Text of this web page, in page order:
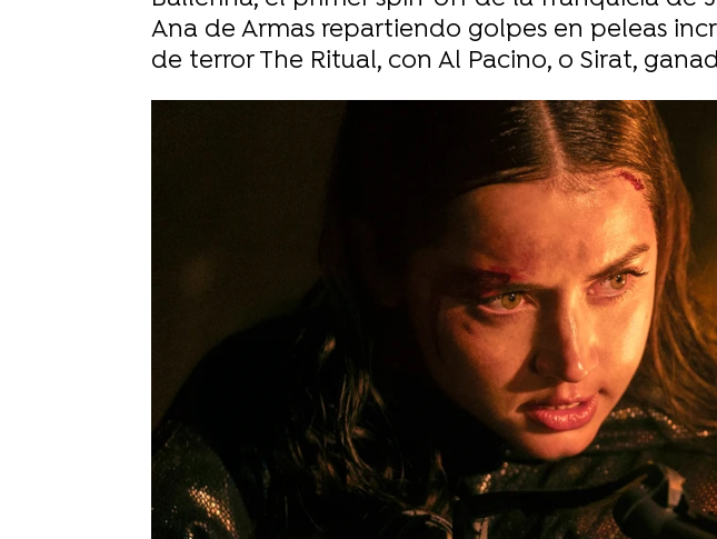
Ana de Armas repartiendo golpes en peleas
de terror The Ritual, con Al Pacino, o Sirat,
Ana de Armas se sincera sobre el reto de continuar la